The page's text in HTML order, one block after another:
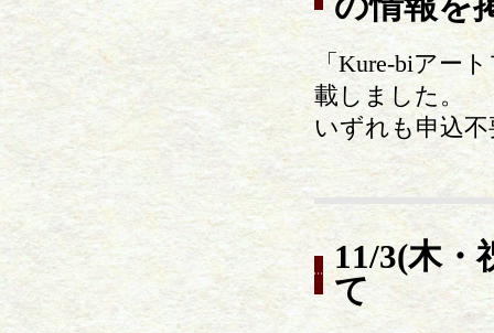
「Kure-biアー
載しました。
いずれも申込
11/3(木
て